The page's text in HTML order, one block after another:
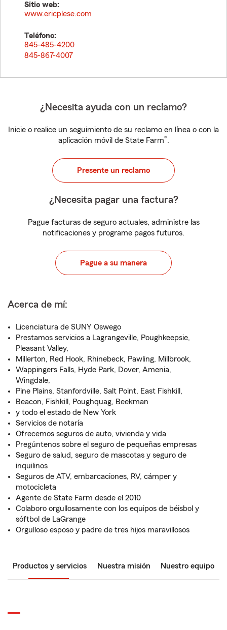
Sitio web:
www.ericplese.com
Teléfono:
845-485-4200
845-867-4007
¿Necesita ayuda con un reclamo?
Inicie o realice un seguimiento de su reclamo en línea o con la
aplicación móvil de State Farm®.
Presente un reclamo
¿Necesita pagar una factura?
Pague facturas de seguro actuales, administre las
notificaciones y programe pagos futuros.
Pague a su manera
Acerca de mí:
Licenciatura de SUNY Oswego
Prestamos servicios a Lagrangeville, Poughkeepsie,
Pleasant Valley,
Millerton, Red Hook, Rhinebeck, Pawling, Millbrook,
Wappingers Falls, Hyde Park, Dover, Amenia,
Wingdale,
Pine Plains, Stanfordville, Salt Point, East Fishkill,
Beacon, Fishkill, Poughquag, Beekman
y todo el estado de New York
Servicios de notaría
Ofrecemos seguros de auto, vivienda y vida
Pregúntenos sobre el seguro de pequeñas empresas
Seguro de salud, seguro de mascotas y seguro de
inquilinos
Seguros de ATV, embarcaciones, RV, cámper y
motocicleta
Agente de State Farm desde el 2010
Colaboro orgullosamente con los equipos de béisbol y
sóftbol de LaGrange
Orgulloso esposo y padre de tres hijos maravillosos
Productos y servicios Nuestra misión Nuestro equipo